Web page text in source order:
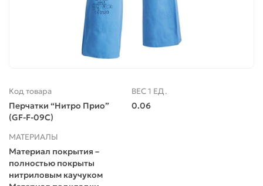
Код товара
Перчатки “Нитро Прио”
(GF-F-09C)
ВЕС 1 ЕД.
0.06
МАТЕРИАЛЫ
Материал покрытия –
полностью покрыты
нитриловым каучуком